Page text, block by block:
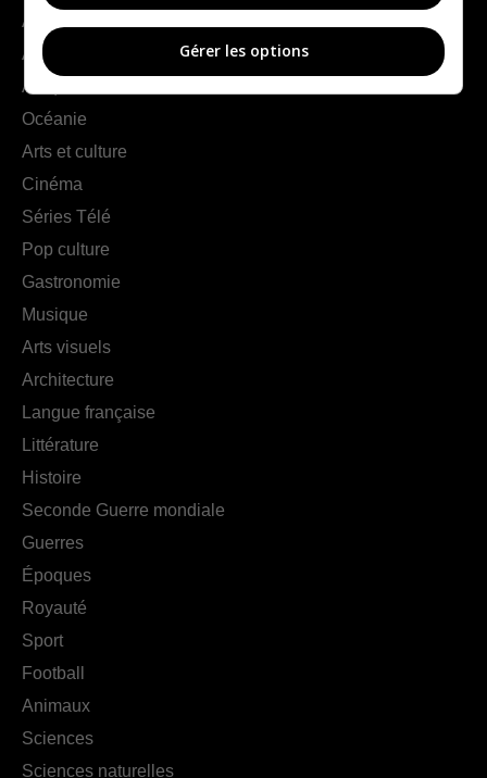
Amériques
Asie
Afrique
Océanie
Arts et culture
Cinéma
Séries Télé
Pop culture
Gastronomie
Musique
Arts visuels
Architecture
Langue française
Littérature
Histoire
Seconde Guerre mondiale
Guerres
Époques
Royauté
Sport
Football
Animaux
Sciences
Sciences naturelles
Gérer les options